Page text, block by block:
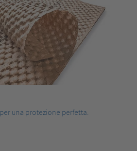
una protezione perfetta.